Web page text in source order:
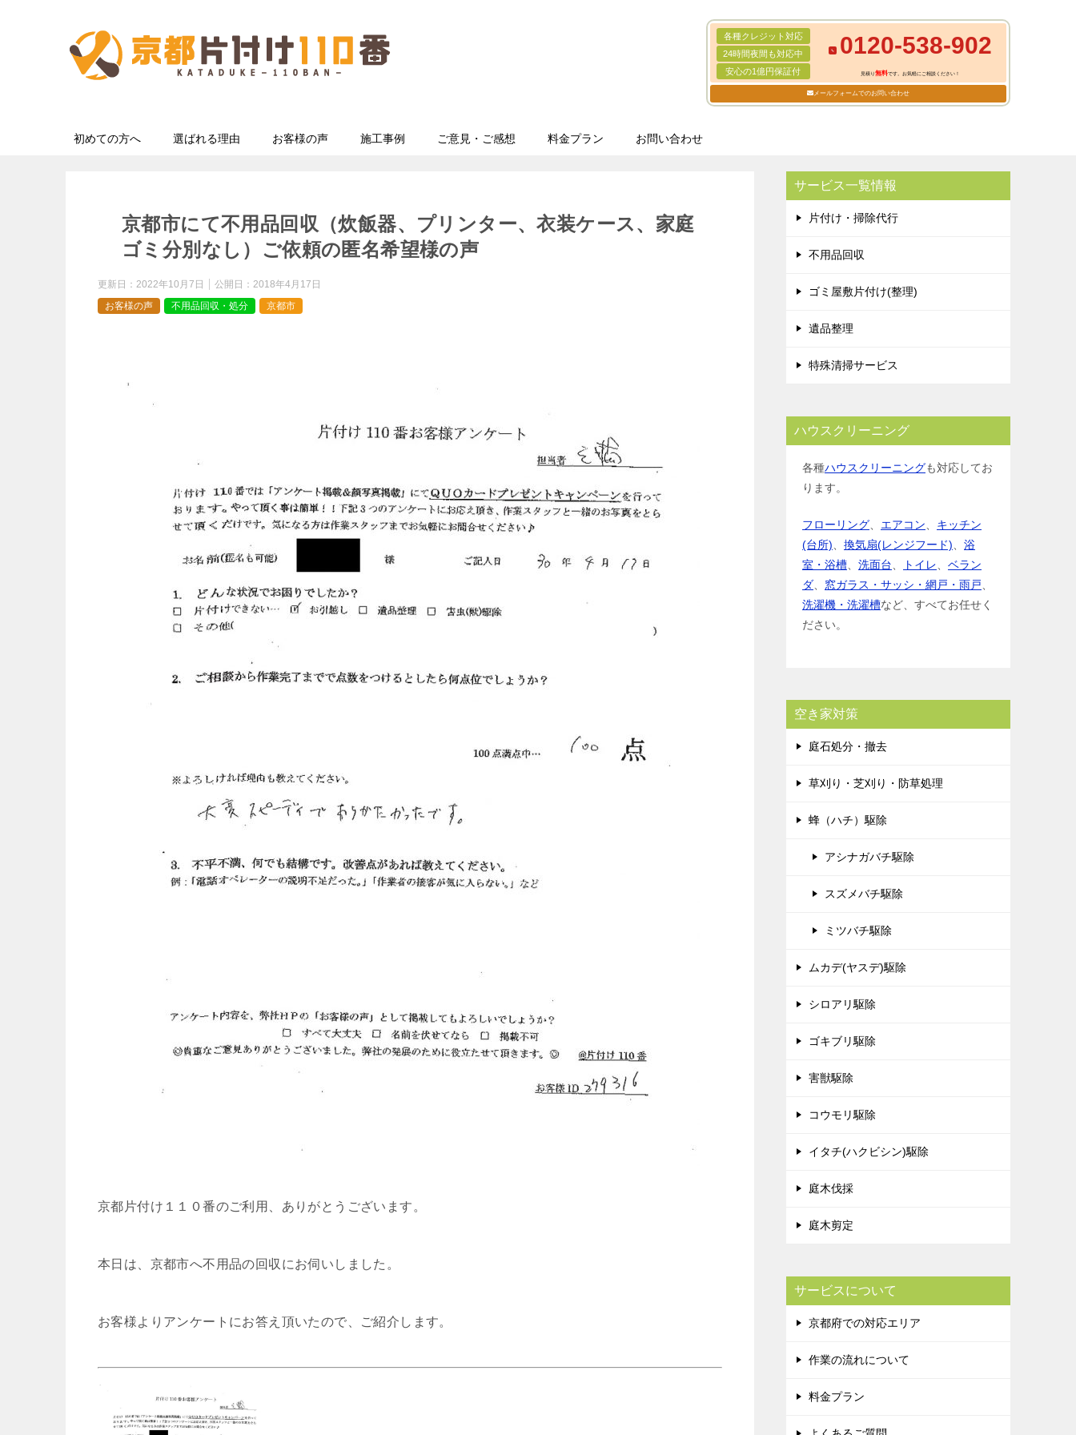
各種クレジット対応
24時間夜間も対応中
安心の1億円保証付
0120-538-902
見積り無料です。お気軽にご相談ください！
メールフォームでのお問い合わせ
初めての方へ 選ばれる理由 お客様の声 施工事例 ご意見・ご感想 料金プラン お問い合わせ
京都市にて不用品回収（炊飯器、プリンター、衣装ケース、家庭
ゴミ分別なし）ご依頼の匿名希望様の声
更新日： 2022年10月7日 公開日： 2018年4月17日
お客様の声
不用品回収・処分 京都市
京都片付け１１０番のご利用、ありがとうございます。
本日は、京都市へ不用品の回収にお伺いしました。
お客様よりアンケートにお答え頂いたので、ご紹介します。
サービス一覧情報
片付け・掃除代行
不用品回収
ゴミ屋敷片付け(整理)
遺品整理
特殊清掃サービス
ハウスクリーニング
各種ハウスクリーニングも対応してお
ります。
フローリング エアコン
キッチン
(台所)
換気扇(レンジフード)
浴
室・浴槽
洗面台 トイレ
ベラン
ダ
窓ガラス・サッシ・網戸・雨戸
洗濯機・洗濯槽など、すべてお任せく
ださい。
空き家対策
庭石処分・撤去
草刈り・芝刈り・防草処理
蜂（ハチ）駆除
アシナガバチ駆除
スズメバチ駆除
ミツバチ駆除
ムカデ(ヤスデ)駆除
シロアリ駆除
ゴキブリ駆除
害獣駆除
コウモリ駆除
イタチ(ハクビシン)駆除
庭木伐採
庭木剪定
サービスについて
京都府での対応エリア
作業の流れについて
料金プラン